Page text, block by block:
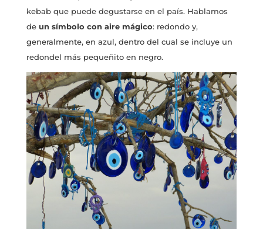
kebab que puede degustarse en el país. Hablamos
de un símbolo con aire mágico: redondo y,
generalmente, en azul, dentro del cual se incluye un
redondel más pequeñito en negro.